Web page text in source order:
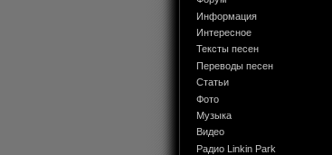
Информация
Интересное
Тексты песен
Переводы песен
Статьи
Фото
Музыка
Видео
Радио Linkin Park